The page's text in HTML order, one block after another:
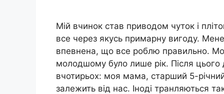
Мій вчинок став приводом чуток і
все через якусь примарну вигоду.
впевнена, що все роблю правильно.
молодшому було лише рік. Після
вчотирьох: моя мама, старший 5-
залежить від нас. Іноді транляються